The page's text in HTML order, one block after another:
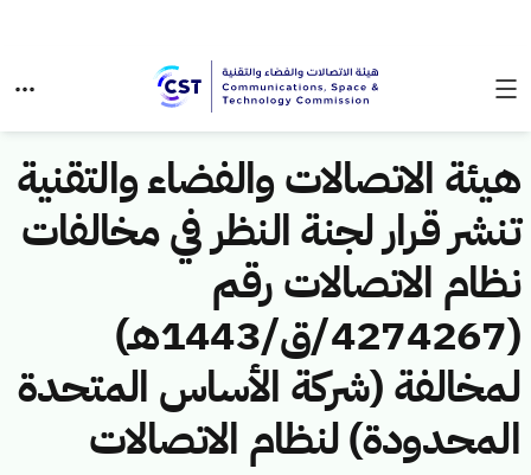
هيئة الاتصالات والفضاء والتقنية
تنشر قرار لجنة النظر في مخالفات
نظام الاتصالات رقم
(4274267/ق/1443هـ)
لمخالفة (شركة الأساس المتحدة
المحدودة) لنظام الاتصالات